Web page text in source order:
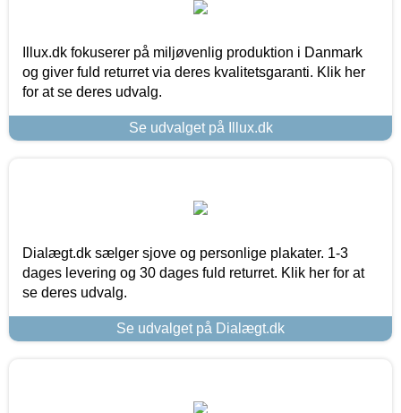
Illux.dk fokuserer på miljøvenlig produktion i Danmark
og giver fuld returret via deres kvalitetsgaranti. Klik her
for at se deres udvalg.
Se udvalget på Illux.dk
Dialægt.dk sælger sjove og personlige plakater. 1-3
dages levering og 30 dages fuld returret. Klik her for at
se deres udvalg.
Se udvalget på Dialægt.dk